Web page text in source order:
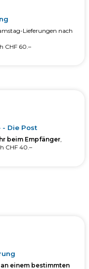
Lieferungen nach
CHF 60.–
- Die Post
beim Empfänger,
CHF 40.–
einem bestimmten